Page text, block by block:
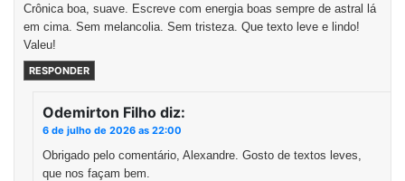
Crônica boa, suave. Escreve com energia boas sempre de astral lá
em cima. Sem melancolia. Sem tristeza. Que texto leve e lindo!
Valeu!
RESPONDER
Odemirton Filho diz:
6 de julho de 2026 as 22:00
Obrigado pelo comentário, Alexandre. Gosto de textos leves,
que nos façam bem.